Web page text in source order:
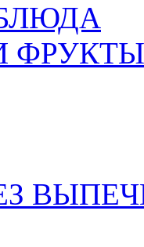
ФРУКТЫ